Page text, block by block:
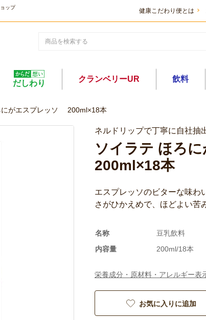
ップ 健康こだわり便とは
だしわり クランベリーUR 飲料
にがエスプレッソ 200ml×18本
ネルドリップで丁寧に自社抽
ソイラテ ほろ
200ml×18本
エスプレッソのビターな味わ
さがひかえめで、ほどよい苦
名称
豆乳飲料
内容量
200ml/18本
栄養成分・原材料・アレルギー表
お気に入りに追加